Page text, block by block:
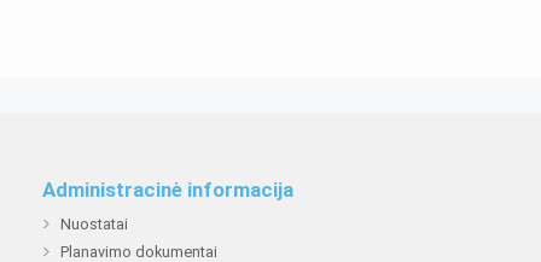
Administracinė informacija
Nuostatai
Planavimo dokumentai